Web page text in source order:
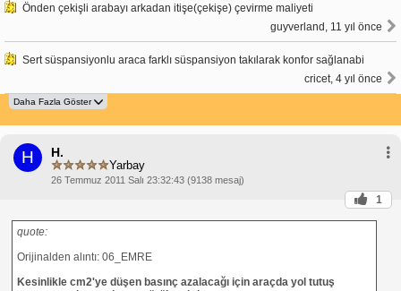
Önden çekişli arabayı arkadan itişe(çekişe) çevirme maliyeti
guyverland, 11 yıl önce
Sert süspansiyonlu araca farklı süspansiyon takılarak konfor sağlanabi
cricet, 4 yıl önce
H H.
Yarbay
26 Temmuz 2011 Salı 23:32:43 (9138 mesaj)
1
quote:
Orijinalden alıntı: 06_EMRE
Kesinlikle cm2'ye düşen basınç azalacağı için araçda yol tutuş